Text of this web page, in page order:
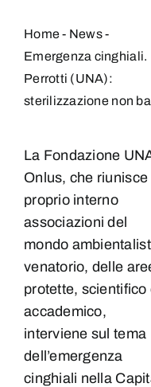
Home- News-
Emergenza cinghiali.
Perrotti (UNA):
sterilizzazione non
La Fondazione
Onlus, che riunisce
proprio interno
associazioni del
mondo
venatorio, delle
protette, scientifico
accademico,
interviene sul tema
dell’emergenza
cinghiali nella